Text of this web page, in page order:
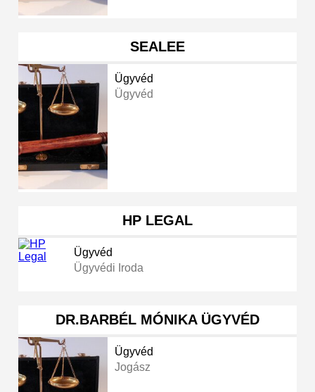
SEALEE
Ügyvéd
Ügyvéd
HP LEGAL
Ügyvéd
Ügyvédi Iroda
DR.BARBÉL MÓNIKA ÜGYVÉD
Ügyvéd
Jogász